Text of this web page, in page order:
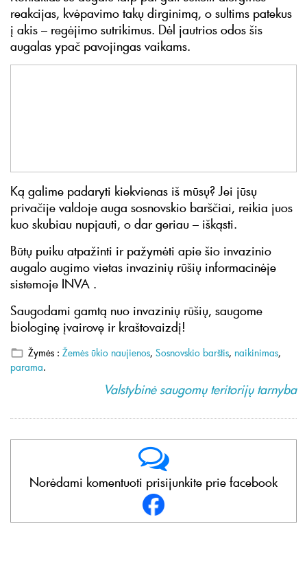
reakcijas, kvėpavimo takų dirginimą, o sultims patekus
į akis – regėjimo sutrikimus. Dėl jautrios odos šis
augalas ypač pavojingas vaikams.
Ką galime padaryti kiekvienas iš mūsų? Jei jūsų
privačije valdoje auga sosnovskio barščiai, reikia juos
kuo skubiau nupjauti, o dar geriau – iškąsti.
Būtų puiku atpažinti ir pažymėti apie šio invazinio
augalo augimo vietas invazinių rūšių informacinėje
sistemoje INVA .
Saugodami gamtą nuo invazinių rūšių, saugome
biologinę įvairovę ir kraštovaizdį!
Žymės : Žemės ūkio naujienos, Sosnovskio barštis, naikinimas,
parama.
Valstybinė saugomų teritorijų tarnyba
Norėdami komentuoti prisijunkite prie facebook